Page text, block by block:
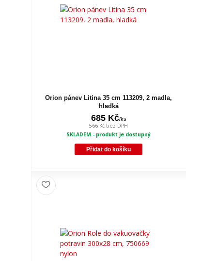
Orion pánev Litina 35 cm 113209, 2 madla,
hladká
685 Kč/ks
566 Kč bez DPH
SKLADEM - produkt je dostupný
Přidat do košíku